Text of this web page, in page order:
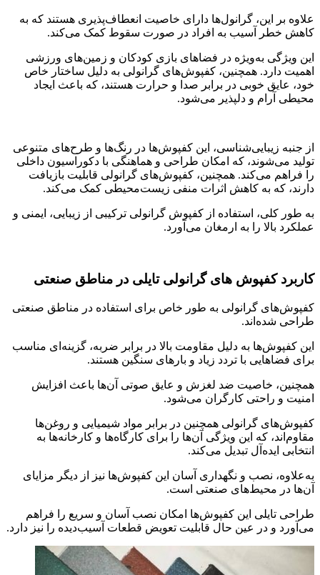
علاوه بر این، گرانول‌ها دارای خاصیت انعطاف‌پذیری هستند که به
کاهش خطر آسیب به افراد در صورت سقوط کمک می‌کند.
این ویژگی به‌ویژه در فضاهای بازی کودکان و زمین‌های ورزشی
اهمیت دارد. همچنین، کفپوش‌های گرانولی به دلیل ساختار خاص
خود، عایق خوبی در برابر صدا و حرارت هستند، که باعث ایجاد
محیطی آرام و دلپذیر می‌شود.
از جنبه زیبایی‌شناسی، این کفپوش‌ها در رنگ‌ها و طرح‌های متنوعی
تولید می‌شوند، که امکان طراحی و هماهنگی با دکوراسیون داخلی
را فراهم می‌کند. همچنین، کفپوش‌های گرانولی قابلیت بازیافت
دارند، که به کاهش اثرات منفی زیست‌محیطی کمک می‌کند.
به طور کلی، استفاده از کفپوش گرانولی ترکیبی از زیبایی، ایمنی و
عملکرد بالا را به ارمغان می‌آورد.
کاربرد کفپوش های گرانولی تایلی در مناطق صنعتی
کفپوش‌های گرانولی به ‌طور خاص برای استفاده در مناطق صنعتی
طراحی شده‌اند.
این کفپوش‌ها به دلیل مقاومت بالا در برابر ضربه، گزینه‌ای مناسب
برای فضاهایی با تردد زیاد و بارهای سنگین هستند.
همچنین، خاصیت ضد لغزش و عایق صوتی آن‌ها باعث افزایش
امنیت و راحتی کارگران می‌شود.
کفپوش‌های گرانولی همچنین در برابر مواد شیمیایی و روغن‌ها
مقاوم‌اند، که این ویژگی آن‌ها را برای کارگاه‌ها و کارخانه‌ها به
انتخابی ایده‌آل تبدیل می‌کند.
به‌علاوه، نصب و نگهداری آسان این کفپوش‌ها نیز از دیگر مزایای
آن‌ها در محیط‌های صنعتی است.
طراحی تایلی این کفپوش‌ها امکان نصب آسان و سریع را فراهم
می‌آورد و در عین حال قابلیت تعویض قطعات آسیب‌دیده را نیز دارد.